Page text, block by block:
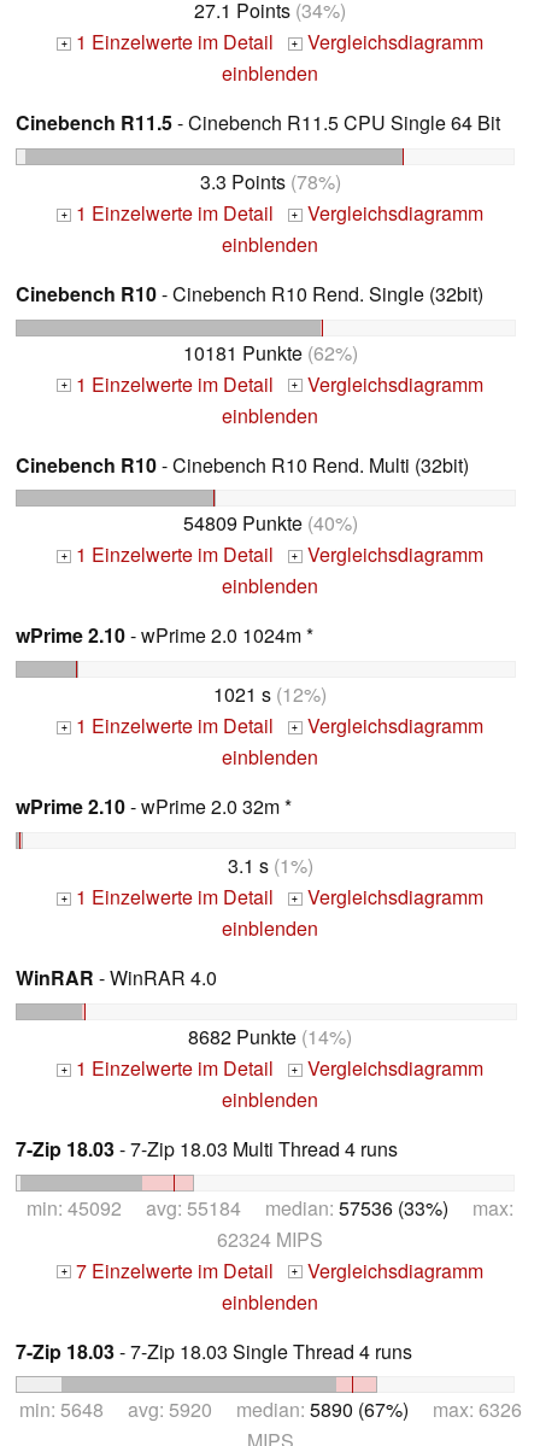
27.1 Points (34%)
+ 1 Einzelwerte im Detail + Vergleichsdiagramm
einblenden
Cinebench R11.5- Cinebench R11.5 CPU Single 64 Bit
3.3 Points(78%)
+ 1 Einzelwerte im Detail + Vergleichsdiagramm
einblenden
Cinebench R10- Cinebench R10 Rend. Single (32bit)
10181 Punkte(62%)
+ 1 Einzelwerte im Detail + Vergleichsdiagramm
einblenden
Cinebench R10- Cinebench R10 Rend. Multi (32bit)
54809 Punkte(40%)
+ 1 Einzelwerte im Detail + Vergleichsdiagramm
einblenden
wPrime 2.10- wPrime 2.0 1024m *
1021 s (12%)
+ 1 Einzelwerte im Detail + Vergleichsdiagramm
einblenden
wPrime 2.10- wPrime 2.0 32m *
3.1 s(1%)
+ 1 Einzelwerte im Detail + Vergleichsdiagramm
einblenden
WinRAR - WinRAR 4.0
8682 Punkte (14%)
+ 1 Einzelwerte im Detail + Vergleichsdiagramm
einblenden
7-Zip 18.03- 7-Zip 18.03 Multi Thread 4 runs
min: 45092 avg: 55184 median: 57536 (33%) max:
62324 MIPS
+ 7 Einzelwerte im Detail + Vergleichsdiagramm
einblenden
7-Zip 18.03- 7-Zip 18.03 Single Thread 4 runs
min: 5648 avg: 5920 median: 5890 (67%) max: 6326